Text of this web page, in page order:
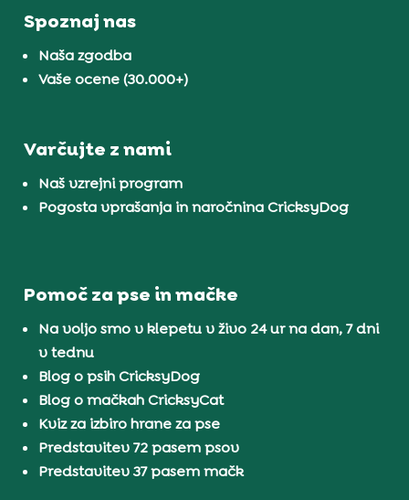
Spoznaj nas
Naša zgodba
Vaše ocene (30.000+)
Varčujte z nami
Naš vzrejni program
Pogosta vprašanja in naročnina CricksyDog
Pomoč za pse in mačke
Na voljo smo v klepetu v živo 24 ur na dan, 7 dni
v tednu
Blog o psih CricksyDog
Blog o mačkah CricksyCat
Kviz za izbiro hrane za pse
Predstavitev 72 pasem psov
Predstavitev 37 pasem mačk